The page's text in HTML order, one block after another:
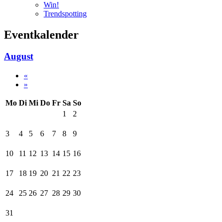
Win!
Trendspotting
Eventkalender
August
«
»
Mo Di Mi Do Fr Sa So
1
2
3 4 5 6 7 8 9
10 11 12 13 14 15 16
17 18 19 20 21 22 23
24 25 26 27 28 29 30
31